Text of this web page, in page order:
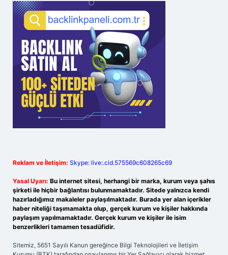
Reklam ve İletişim: Skype: live:.cid.575569c608265c69
Yasal Uyarı: Bu internet sitesi, herhangi bir marka, kurum veya şahıs
şirketi ile hiçbir bağlantısı bulunmamaktadır. Sitede yalnızca kendi
hazırladığımız makaleler paylaşılmaktadır. Burada yer alan içerikler
haber niteliği taşımamakta olup, gerçek kurum ve kişiler hakkında
paylaşım yapılmamaktadır. Gerçek kurum ve kişiler ile isim
benzerlikleri tamamen tesadüfidir.
Sitemiz, 5651 Sayılı Kanun gereğince Bilgi Teknolojileri ve İletişim